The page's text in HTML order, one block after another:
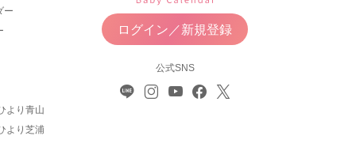
ー
より青山
より芝浦
ログイン／新規登録
公式SNS